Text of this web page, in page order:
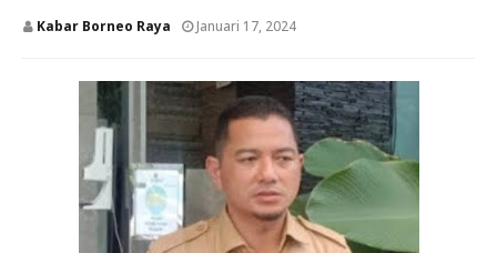
Kabar Borneo Raya Januari 17, 2024